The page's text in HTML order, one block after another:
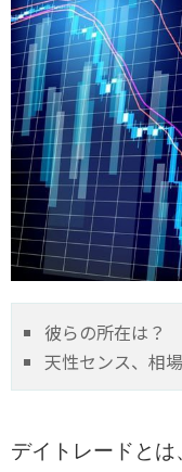
彼らの所在は？
天性センス、相
デイトレードとは